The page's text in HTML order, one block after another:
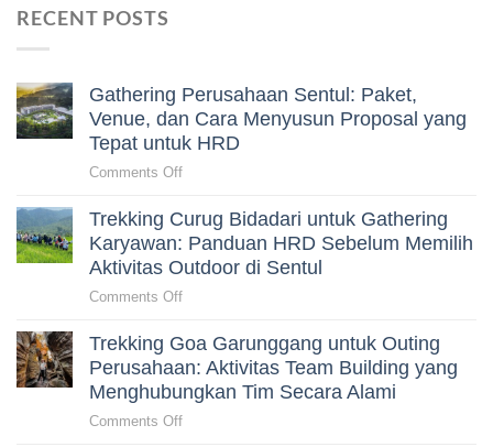
RECENT POSTS
Gathering Perusahaan Sentul: Paket,
Venue, dan Cara Menyusun Proposal yang
Tepat untuk HRD
Comments Offon
Perusahaan
Sentul:
Paket,
Menyusun
Proposal
yang
Tepat
Trekking Curug Bidadari untuk Gathering
Karyawan: Panduan HRD Sebelum Memilih
Aktivitas Outdoor di Sentul
Comments Offon
Curug
Bidadari
untuk
Gathering
Trekking Goa Garunggang untuk Outing
Perusahaan: Aktivitas Team Building yang
Menghubungkan Tim Secara Alami
Comments Offon